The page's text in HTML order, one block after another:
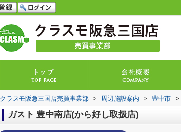
クラスモ阪急三国店売買事業部 > 周辺施設案内 > 豊中市 >
ガスト 豊中南店(から好し取扱店)